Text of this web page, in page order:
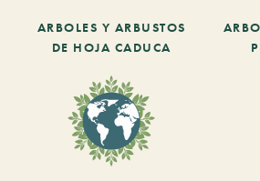
ARBOLES Y ARBUSTOS
DE HOJA CADUCA